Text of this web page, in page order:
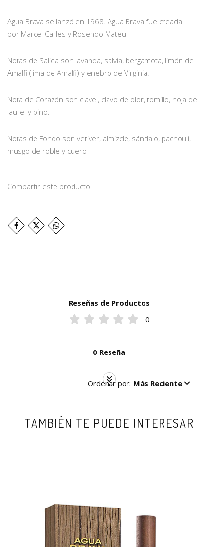
Agua Brava se lanzó en 1968. Agua Brava fue creada
por Marcel Carles y Rosendo Mateu.
Notas de Salida son lavanda, salvia, bergamota, limón de
Amalfi (lima de Amalfi) y enebro de Virginia.
Nota de Corazón son clavel, clavo de olor, tomillo, hoja de
laurel y pino.
Notas de Fondo son vetiver, almizcle, sándalo, pachouli,
musgo de roble y cuero
Compartir este producto
Reseñas de Productos
0
0 Reseña
Ordenar por: Más Reciente
TAMBIÉN TE PUEDE INTERESAR